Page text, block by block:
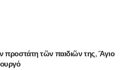
προστάτη τῶν παιδιῶν της, Ἅγιο